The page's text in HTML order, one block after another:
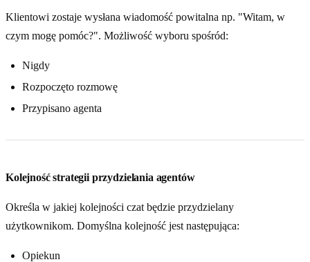
Klientowi zostaje wysłana wiadomość powitalna np. "Witam, w
czym mogę pomóc?". Możliwość wyboru spośród:
Nigdy
Rozpoczęto rozmowę
Przypisano agenta
Kolejność strategii przydzielania agentów
Określa w jakiej kolejności czat będzie przydzielany
użytkownikom. Domyślna kolejność jest następująca:
Opiekun